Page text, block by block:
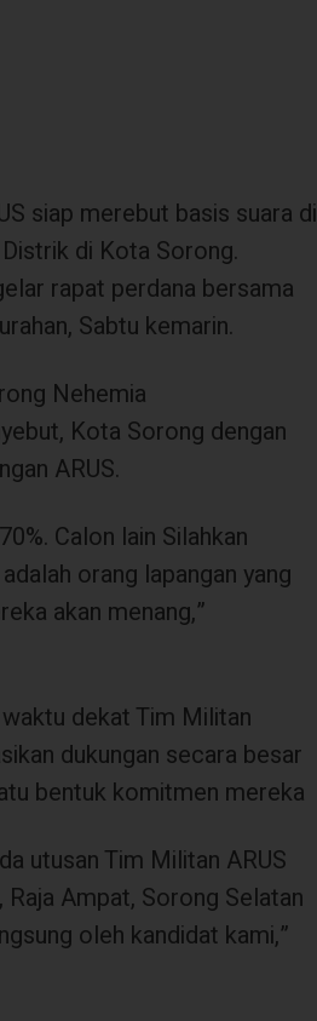
siap merebut basis suara di
di Kota Sorong.
rapat perdana bersama
Sabtu kemarin.
Nehemia
Kota Sorong dengan
ARUS.
Calon lain Silahkan
orang lapangan yang
akan menang,”
dekat Tim Militan
dukungan secara besar
bentuk komitmen mereka
utusan Tim Militan ARUS
Ampat, Sorong Selatan
oleh kandidat kami,”